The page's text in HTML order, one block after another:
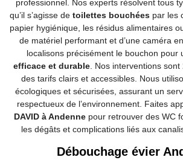
professionnel. Nos experts résolvent tous
qu’il s’agisse de toilettes bouchées par les
papier hygiénique, les résidus alimentaires
de matériel performant et d’une caméra
localisons précisément le bouchon pour
efficace et durable. Nos interventions
des tarifs clairs et accessibles. Nous
écologiques et sécurisées, assurant un
respectueux de l’environnement. Faites
DAVID à Andenne pour retrouver des WC
les dégâts et complications liés aux
Débouchage évier